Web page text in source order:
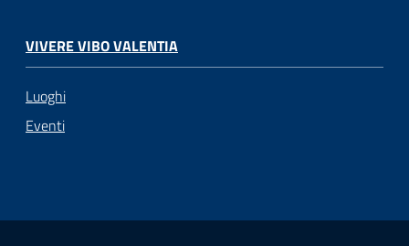
VIVERE VIBO VALENTIA
Luoghi
Eventi